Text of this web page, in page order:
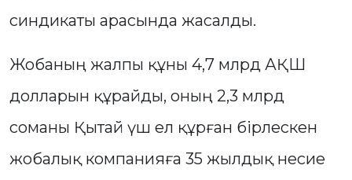
синдикаты арасында жасалды.
Жобаның жалпы құны 4,7 млрд АҚШ
долларын құрайды, оның 2,3 млрд
соманы Қытай үш ел құрған бірлескен
жобалық компанияға 35 жылдық несие